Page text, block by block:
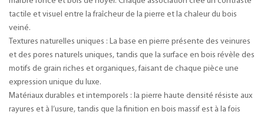
tactile et visuel entre la fraîcheur de la pierre et la chaleur du bois
veiné.
Textures naturelles uniques : La base en pierre présente des veinures
et des pores naturels uniques, tandis que la surface en bois révèle des
motifs de grain riches et organiques, faisant de chaque pièce une
expression unique du luxe.
Matériaux durables et intemporels : la pierre haute densité résiste aux
rayures et à l’usure, tandis que la finition en bois massif est à la fois